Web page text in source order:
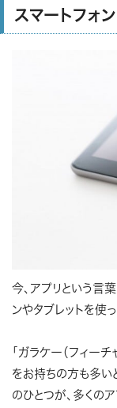
スマートフォ
今、アプリという言
ンやタブレットを使
「ガラケー（フィー
をお持ちの方も多い
のひとつが、多くの